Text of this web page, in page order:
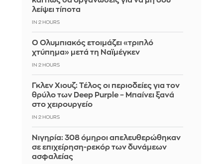
λείψει τίποτα
IN 2 HOURS
Ο Ολυμπιακός ετοιμάζει «τριπλό
χτύπημα» μετά τη Ναϊμέγκεν
IN 2 HOURS
Γκλεν Χιουζ: Τέλος οι περιοδείες για τον
θρύλο των Deep Purple – Μπαίνει ξανά
στο χειρουργείο
IN 2 HOURS
Νιγηρία: 308 όμηροι απελευθερώθηκαν
σε επιχείρηση-ρεκόρ των δυνάμεων
ασφαλείας